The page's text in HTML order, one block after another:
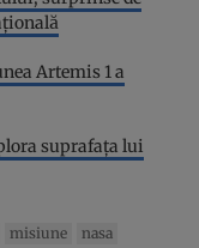
Artemis 1 a
suprafața lui
misiune
nasa